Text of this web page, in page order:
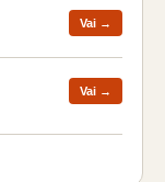
Vai →
Vai →